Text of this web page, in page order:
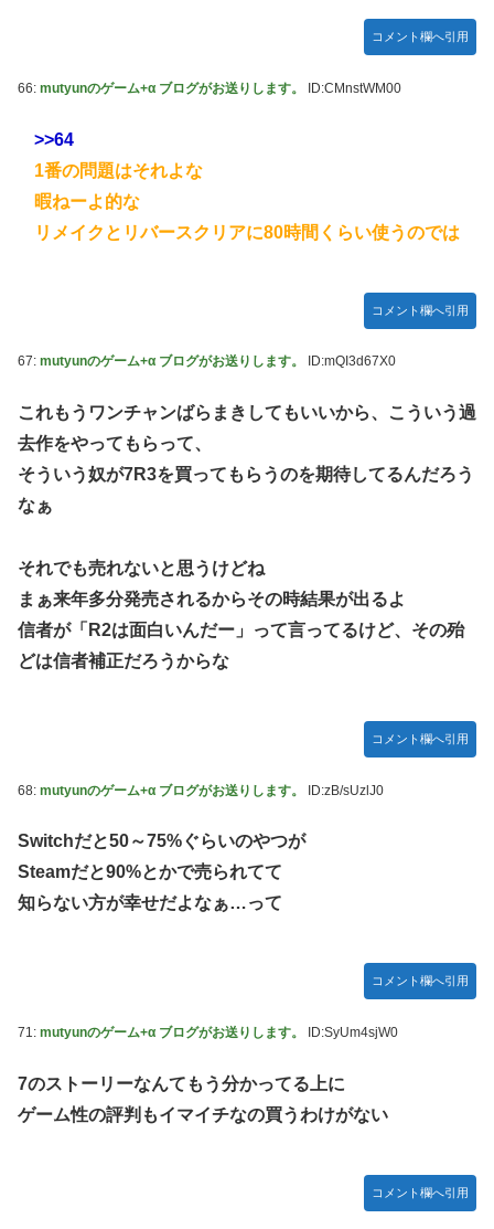
コメント欄へ引用
66: mutyunのゲーム+α ブログがお送りします。 ID:CMnstWM00
>>64
1番の問題はそれよな
暇ねーよ的な
リメイクとリバースクリアに80時間くらい使うのでは
コメント欄へ引用
67: mutyunのゲーム+α ブログがお送りします。 ID:mQI3d67X0
これもうワンチャンばらまきしてもいいから、こういう過
去作をやってもらって、
そういう奴が7R3を買ってもらうのを期待してるんだろう
なぁ
それでも売れないと思うけどね
まぁ来年多分発売されるからその時結果が出るよ
信者が「R2は面白いんだー」って言ってるけど、その殆
どは信者補正だろうからな
コメント欄へ引用
68: mutyunのゲーム+α ブログがお送りします。 ID:zB/sUzlJ0
Switchだと50～75%ぐらいのやつが
Steamだと90%とかで売られてて
知らない方が幸せだよなぁ…って
コメント欄へ引用
71: mutyunのゲーム+α ブログがお送りします。 ID:SyUm4sjW0
7のストーリーなんてもう分かってる上に
ゲーム性の評判もイマイチなの買うわけがない
コメント欄へ引用